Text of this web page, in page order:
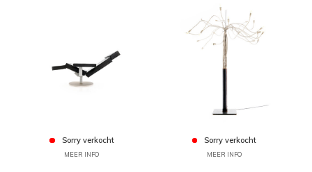
Sorry verkocht
MEER INFO
Sorry verkocht
MEER INFO